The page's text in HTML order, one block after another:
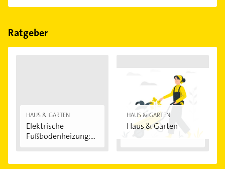
Folgende Leistungen werden angeboten:
Hausanschlüsse, Kabelverteilerschränke und
beratung.
Ratgeber
HAUS & GARTEN
Elektrische
Fußbodenheizung:
HAUS & GARTEN
Haus & Garten